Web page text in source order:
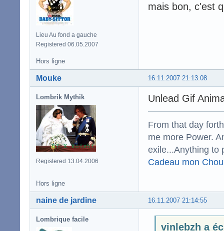
Lieu Au fond a gauche
Registered 06.05.2007
mais bon, c'est
Hors ligne
16.11.2007 21:13:08
Mouke
Lombrik Mythik
Registered 13.04.2006
Unlead Gif
From that day
me more Power.
exile...Anything to
Cadeau mon
Hors ligne
16.11.2007 21:14:55
naine de jardine
Lombrique facile
vinlebzh a